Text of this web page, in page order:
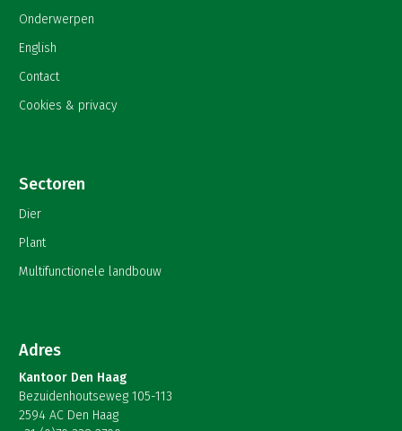
Onderwerpen
English
Contact
Cookies & privacy
Sectoren
Dier
Plant
Multifunctionele landbouw
Adres
Kantoor Den Haag
Bezuidenhoutseweg 105-113
2594 AC Den Haag